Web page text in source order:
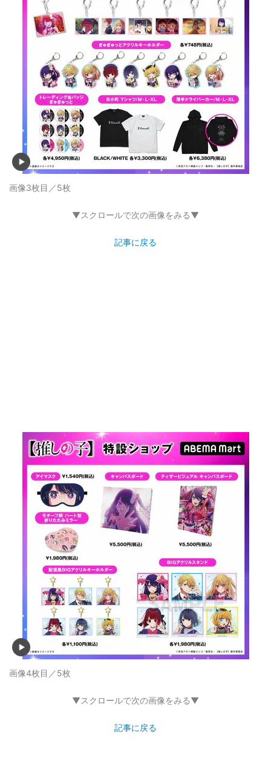
画像3枚目／5枚
▼スクロールで次の画像をみる▼
記事に戻る
画像4枚目／5枚
▼スクロールで次の画像をみる▼
記事に戻る